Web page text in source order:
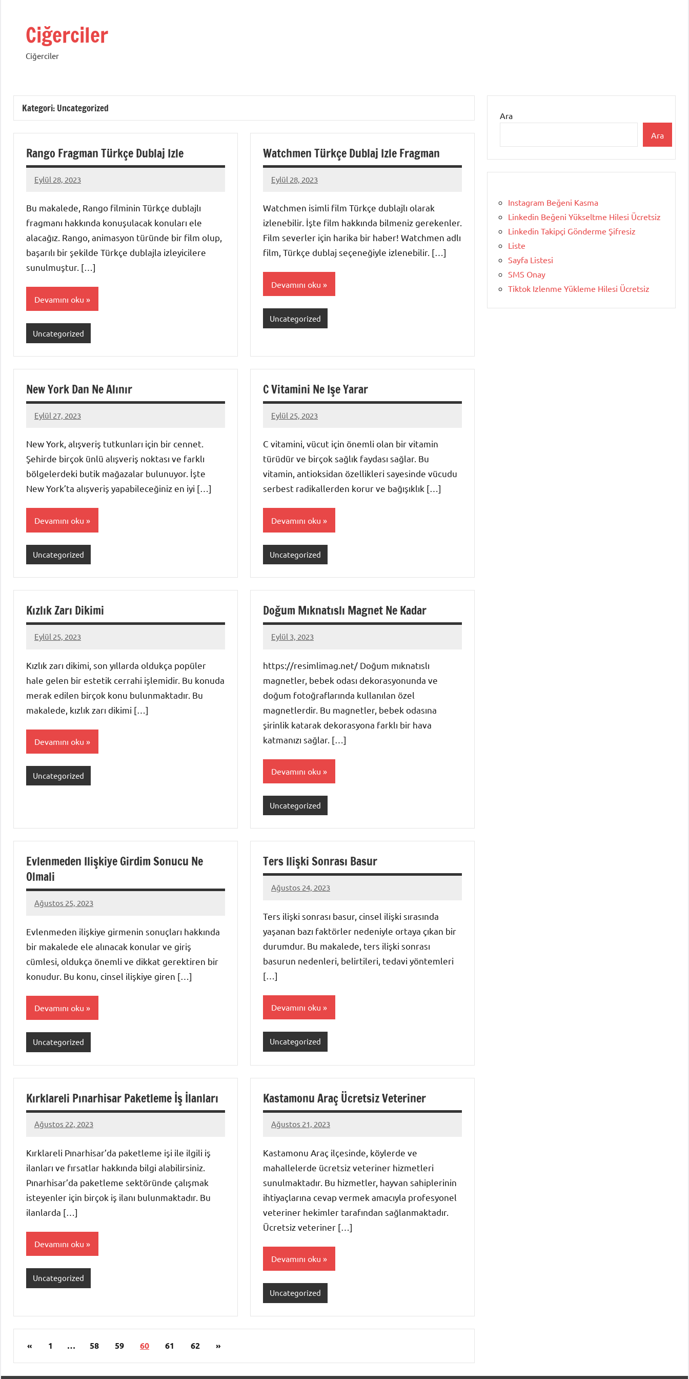
Ciğerciler
Ciğerciler
Kategori: Uncategorized
Rango Fragman Türkçe Dublaj Izle
Eylül 28, 2023
admin
Bu makalede, Rango filminin Türkçe dublajlı
fragmanı hakkında konuşulacak konuları ele
alacağız. Rango, animasyon türünde bir film olup,
başarılı bir şekilde Türkçe dublajla izleyicilere
sunulmuştur. […]
Devamını oku
Uncategorized
Watchmen Türkçe Dublaj Izle Fragman
Eylül 28, 2023
admin
Watchmen isimli film Türkçe dublajlı olarak
izlenebilir. İşte film hakkında bilmeniz gerekenler.
Film severler için harika bir haber! Watchmen adlı
film, Türkçe dublaj seçeneğiyle izlenebilir. […]
Devamını oku
Uncategorized
New York Dan Ne Alınır
Eylül 27, 2023
admin
New York, alışveriş tutkunları için bir cennet.
Şehirde birçok ünlü alışveriş noktası ve farklı
bölgelerdeki butik mağazalar bulunuyor. İşte
New York’ta alışveriş yapabileceğiniz en iyi […]
Devamını oku
Uncategorized
C Vitamini Ne Işe Yarar
Eylül 25, 2023
admin
C vitamini, vücut için önemli olan bir vitamin
türüdür ve birçok sağlık faydası sağlar. Bu
vitamin, antioksidan özellikleri sayesinde vücudu
serbest radikallerden korur ve bağışıklık […]
Devamını oku
Uncategorized
Kızlık Zarı Dikimi
Eylül 25, 2023
admin
Kızlık zarı dikimi, son yıllarda oldukça popüler
hale gelen bir estetik cerrahi işlemidir. Bu konuda
merak edilen birçok konu bulunmaktadır. Bu
makalede, kızlık zarı dikimi […]
Devamını oku
Uncategorized
Doğum Mıknatıslı Magnet Ne Kadar
Eylül 3, 2023
admin
https://resimlimag.net/ Doğum mıknatıslı
magnetler, bebek odası dekorasyonunda ve
doğum fotoğraflarında kullanılan özel
magnetlerdir. Bu magnetler, bebek odasına
şirinlik katarak dekorasyona farklı bir hava
katmanızı sağlar. […]
Devamını oku
Uncategorized
Evlenmeden Ilişkiye Girdim Sonucu Ne
Olmali
Ağustos 25, 2023
admin
Evlenmeden ilişkiye girmenin sonuçları hakkında
bir makalede ele alınacak konular ve giriş
cümlesi, oldukça önemli ve dikkat gerektiren bir
konudur. Bu konu, cinsel ilişkiye giren […]
Devamını oku
Uncategorized
Ters Ilişki Sonrası Basur
Ağustos 24, 2023
admin
Ters ilişki sonrası basur, cinsel ilişki sırasında
yaşanan bazı faktörler nedeniyle ortaya çıkan bir
durumdur. Bu makalede, ters ilişki sonrası
basurun nedenleri, belirtileri, tedavi yöntemleri
[…]
Devamını oku
Uncategorized
Kırklareli Pınarhisar Paketleme İş İlanları
Ağustos 22, 2023
admin
Kırklareli Pınarhisar’da paketleme işi ile ilgili iş
ilanları ve fırsatlar hakkında bilgi alabilirsiniz.
Pınarhisar’da paketleme sektöründe çalışmak
isteyenler için birçok iş ilanı bulunmaktadır. Bu
ilanlarda […]
Devamını oku
Uncategorized
Kastamonu Araç Ücretsiz Veteriner
Ağustos 21, 2023
admin
Kastamonu Araç ilçesinde, köylerde ve
mahallelerde ücretsiz veteriner hizmetleri
sunulmaktadır. Bu hizmetler, hayvan sahiplerinin
ihtiyaçlarına cevap vermek amacıyla profesyonel
veteriner hekimler tarafından sağlanmaktadır.
Ücretsiz veteriner […]
Devamını oku
Uncategorized
Yazı
sayfalaması
«Önceki
1 … 58 59 60 61 62
Sonraki
»
Ara
Ara
Instagram Beğeni Kasma
Linkedin Beğeni Yükseltme Hilesi Ücretsiz
Linkedin Takipçi Gönderme Şifresiz
Liste
Sayfa Listesi
SMS Onay
Tiktok Izlenme Yükleme Hilesi Ücretsiz